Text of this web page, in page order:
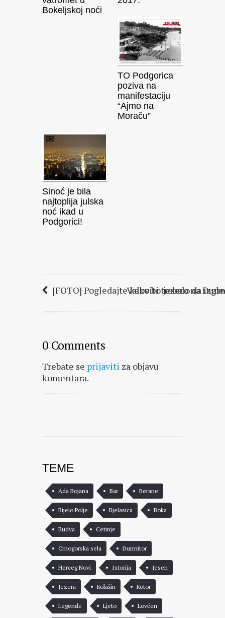
Bokeljskoj noći
TO Podgorica
poziva na
manifestaciju
“Ajmo na
Moraču”
Sinoć je bila
najtoplija julska
noć ikad u
Podgorici!
[FOTO] Pogledajte kako bi trebalo da
Valovito jezero na
0 Comments
Trebate se prijaviti za objavu
komentara.
TEME
Ada Bojana Bar Berane
Bijelo Polje Bjelasica Boka
Budva Cetinje
Crnogorska sela Durmitor
Herceg Novi Istorija Jesen
Jezera Kolašin Kotor
Legende Ljeto Lovćen